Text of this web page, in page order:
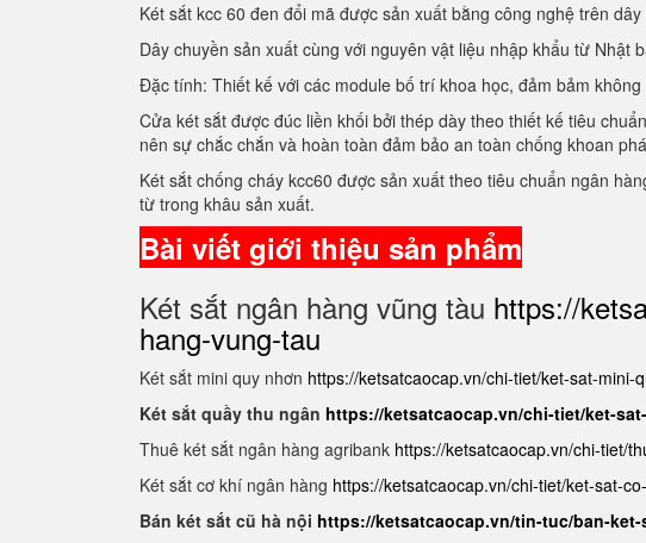
Két sắt kcc 60 đen đổi mã được sản xuất bằng công nghệ trên
Dây chuyền sản xuất cùng với nguyên vật liệu nhập khẩu từ Nhật
Đặc tính: Thiết kế với các module bố trí khoa học, đảm bảm
Cửa két sắt được đúc liền khối bởi thép dày theo thiết kế tiêu
nên sự chắc chắn và hoàn toàn đảm bảo an toàn chống khoan
Két sắt chống cháy kcc60 được sản xuất theo tiêu chuẩn ngân
từ trong khâu sản xuất.
Bài viết giới thiệu sản phẩm
Két sắt ngân hàng vũng tàu https://
hang-vung-tau
Két sắt mini quy nhơn https://ketsatcaocap.vn/chi-tiet/ket-sat-mini-
Két sắt quầy thu ngân https://ketsatcaocap.vn/chi-tiet/ket-
Thuê két sắt ngân hàng agribank https://ketsatcaocap.vn/chi-tiet/
Két sắt cơ khí ngân hàng https://ketsatcaocap.vn/chi-tiet/ket-sat-
Bán két sắt cũ hà nội https://ketsatcaocap.vn/tin-tuc/ban-